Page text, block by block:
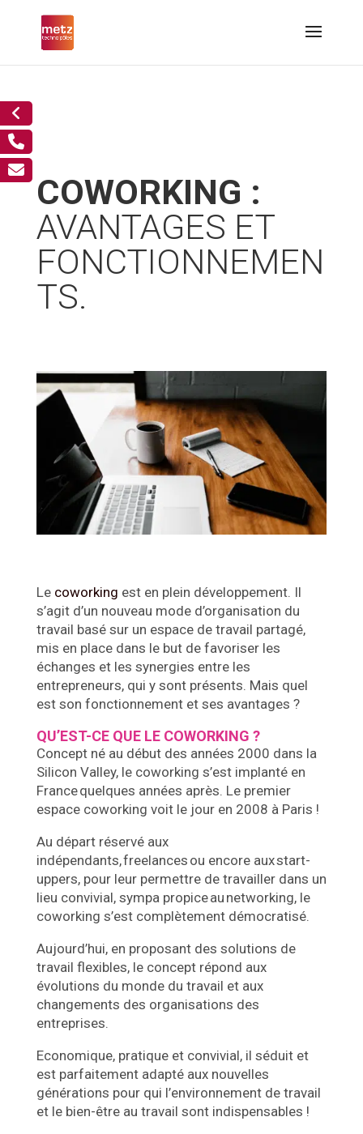
COWORKING :
AVANTAGES ET
FONCTIONNEMEN
TS.
Lecoworking est en plein développement. Il
s’agit d’un nouveau mode d’organisation du
travail basé sur un espace de travail partagé,
mis en place dans le but de favoriser les
échanges et les synergies entre les
entrepreneurs, qui y sont présents. Mais quel
est son fonctionnement et ses avantages ?
QU’EST-CE QUE LE COWORKING ?
Concept né au début des années 2000 dans la
Silicon Valley, le coworking s’est implanté en
France quelques années après. Le premier
espace coworking voit le jour en 2008 à Paris !
Au départ réservé aux
indépendants, freelances ou encore aux start-
uppers, pour leur permettre de travailler dans un
lieu convivial, sympa propice au networking, le
coworking s’est complètement démocratisé.
Aujourd’hui, en proposant des solutions de
travail flexibles, le concept répond aux
évolutions du monde du travail et aux
changements des organisations des
entreprises.
Economique, pratique et convivial, il séduit et
est parfaitement adapté aux nouvelles
générations pour qui l’environnement de travail
et le bien-être au travail sont indispensables !